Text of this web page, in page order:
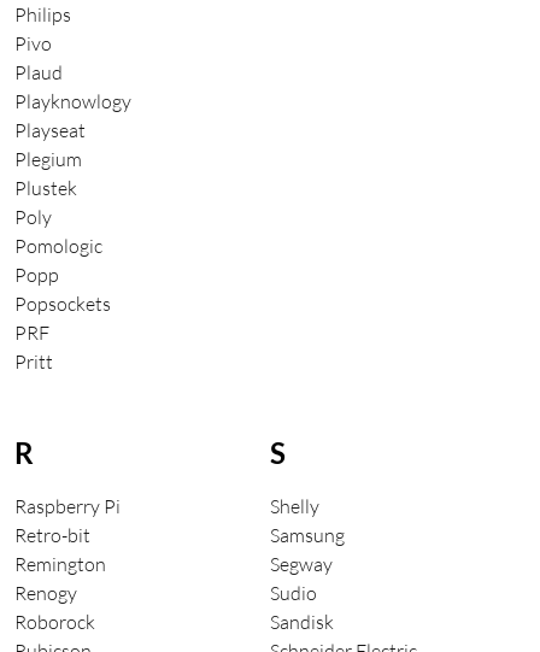
Philips
Pivo
Plaud
Playknowlogy
Playseat
Plegium
Plustek
Poly
Pomologic
Popp
Popsockets
PRF
Pritt
R
Raspberry Pi
Retro-bit
Remington
Renogy
Roborock
S
Shelly
Samsung
Segway
Sudio
Sandisk